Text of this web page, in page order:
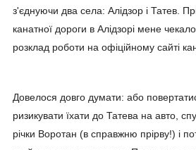
з'єднуючи два села: Алідзор і Татев.
канатної дороги в Алідзорі мене
розклад роботи на офіційному сайті
Довелося довго думати: або
ризикувати їхати до Татева на авто,
річки Воротан (в справжню прірву!) і